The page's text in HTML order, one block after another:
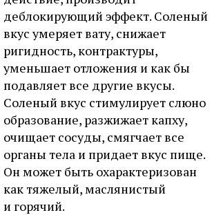
деблокирующий эффект. Соленый
вкус умеряет вату, снижает
ригидность, контрактуры,
уменьшает отложения и как бы
подавляет все другие вкусы.
Соленый вкус стимулирует слюно
образование, разжижает капху,
очищает сосуды, смягчает все
органы тела и придает вкус пище.
Он может быть охарактеризован
как тяжелый, маслянистый
и горячий.